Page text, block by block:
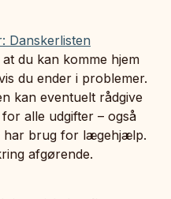
Danskerlisten
du kan komme hjem
du ender i problemer.
kan eventuelt rådgive
alle udgifter – også
har brug for lægehjælp.
afgørende.